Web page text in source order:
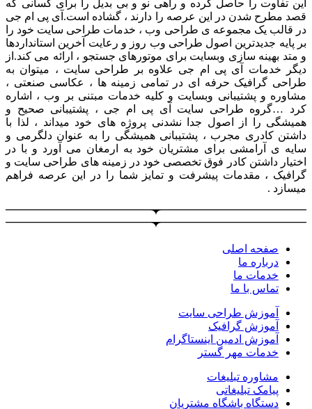
این تفاوت را حاصل کرده و راهی نو و بی بدیل را برای کسانی که
قصد مطرح شدن در این عرصه را دارند ، گشاده است.آی پی ام جی
در قالب یک مجموعه ی طراحی وب ، خدمات طراحی سایت خود را
بر پایه جدیدترین اصول طراحی وب روز و رعایت آخرین استانداردها
و متد بهینه سازی وبسایت برای موتورهای جستجو ، ارائه می کند.از
دیگر خدمات آی پی ام جی علاوه بر طراحی سایت ، میتوان به
طراحی گرافیک حرفه ای در تمامی زمینه ها ، عکاسی صنعتی ،
مشاوره و پشتیبانی وبسایت و کلیه خدمات مبتنی بر وب ، اشاره
کرد …گروه طراحی سایت آی پی ام جی ، پشتیبانی صحیح و
همیشگی را از اصول جدا نشدنی پروژه های خود میداند ، لذا با
داشتن کادری مجرب ، پشتیبانی همیشگی را به عنوان دلگرمی و
سایه ی آرامشی برای مشتریان خود به ارمغان می آورد و با در
اختیار داشتن کادر فوق تخصصی خود در زمینه های طراحی سایت و
گرافیک ، مقدمات پیشرفت و تمایز شما را در این عرصه فراهم
میسازد .
صفحه اصلی
درباره ما
خدمات ما
تماس با ما
آموزش طراحی سایت
آموزش گرافیک
آموزش ادمین اینستاگرام
خدمات مهر گستر
مشاوره تبلیغات
پیامک تبلیغاتی
دستگاه باشگاه مشتریان